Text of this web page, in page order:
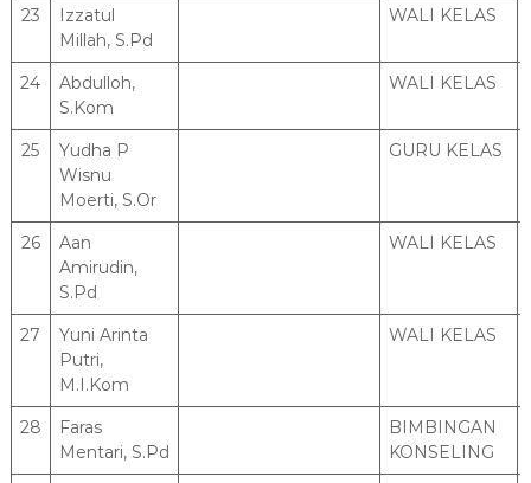
23
Izzatul
Millah, S.Pd
WALI KELAS
24
Abdulloh,
S.Kom
WALI KELAS
25
Yudha P
Wisnu
Moerti, S.Or
GURU KELAS
26
Aan
Amirudin,
S.Pd
WALI KELAS
27
Yuni Arinta
Putri,
M.I.Kom
WALI KELAS
28
Faras
Mentari, S.Pd
BIMBINGAN
KONSELING